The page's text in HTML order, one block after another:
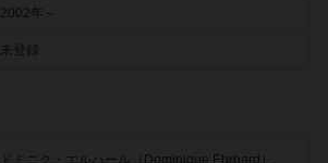
2002年～
未登録